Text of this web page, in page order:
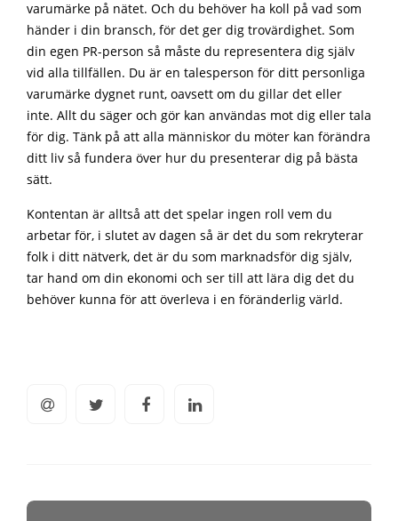
varumärke på nätet. Och du behöver ha koll på vad som
händer i din bransch, för det ger dig trovärdighet. Som
din egen PR-person så måste du representera dig själv
vid alla tillfällen. Du är en talesperson för ditt personliga
varumärke dygnet runt, oavsett om du gillar det eller
inte. Allt du säger och gör kan användas mot dig eller tala
för dig. Tänk på att alla människor du möter kan förändra
ditt liv så fundera över hur du presenterar dig på bästa
sätt.
Kontentan är alltså att det spelar ingen roll vem du
arbetar för, i slutet av dagen så är det du som rekryterar
folk i ditt nätverk, det är du som marknadsför dig själv,
tar hand om din ekonomi och ser till att lära dig det du
behöver kunna för att överleva i en föränderlig värld.